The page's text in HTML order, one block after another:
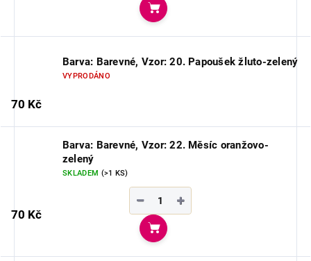
Do košíku
Barva: Barevné, Vzor: 20. Papoušek žluto-zelený
VYPRODÁNO
70 Kč
Barva: Barevné, Vzor: 22. Měsíc oranžovo-
zelený
SKLADEM (>1 KS)
70 Kč
+
−
Do košíku